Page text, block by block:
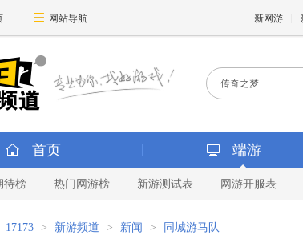
网站导航 新网游
首页 端游
待榜 热门网游榜 新游测试表 网游开服表
17173 > 新游频道 > 新闻 > 同城游马队